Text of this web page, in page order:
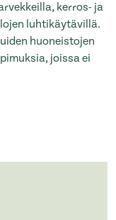
kerros- ja
luhtikäytävillä.
huoneistojen
joissa ei